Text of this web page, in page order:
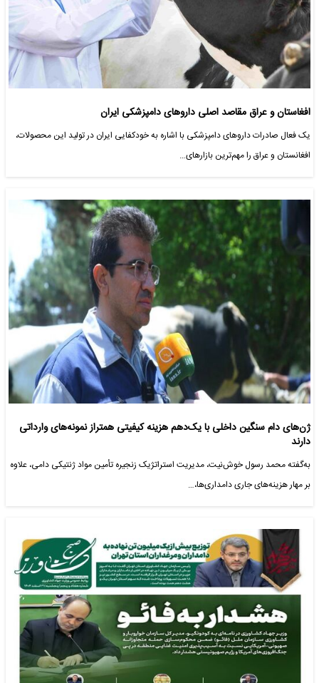
افغاستان و عراق مقاصد اصلی داروهای دامپزشکی ایران
یک فعال صادرات داروهای دامپزشکی با اشاره به خودکفایی ایران در تولید این محصولات،
افغانستان و عراق را مهم‌ترین بازارهای…
ژن‌‌های دام سنگین داخلی با یک‌دهم هزینه‌ کیفیتی همتراز نمونه‌های وارداتی
دارند
به‌گفته محمد رسول خوش‌نیت، مدیریت استراتژیک زنجیره تأمین مواد ژنتیکی دامی، علاوه
بر مهار هزینه‌های جاری دامداری‌ها،…